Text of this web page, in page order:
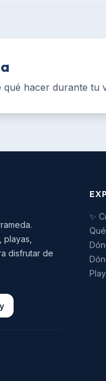
hacer durante tu
disfrutar de
✨